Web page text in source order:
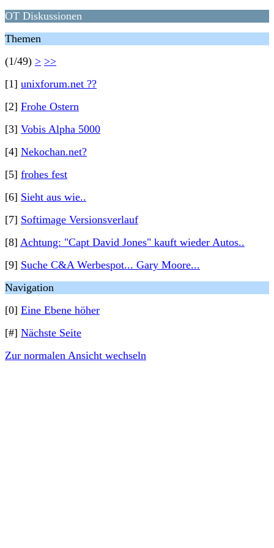
OT Diskussionen
Themen
(1/49) > >>
[1] unixforum.net ??
[2] Frohe Ostern
[3] Vobis Alpha 5000
[4] Nekochan.net?
[5] frohes fest
[6] Sieht aus wie..
[7] Softimage Versionsverlauf
[8] Achtung: "Capt David Jones" kauft wieder Autos..
[9] Suche C&A Werbespot... Gary Moore...
Navigation
[0] Eine Ebene höher
[#] Nächste Seite
Zur normalen Ansicht wechseln